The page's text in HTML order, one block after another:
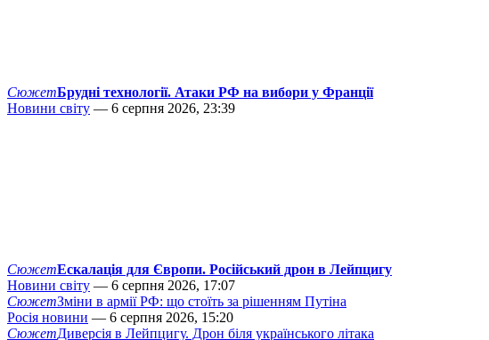
СюжетБрудні технології. Атаки РФ на вибори у Франції
Новини світу — 6 серпня 2026, 23:39
СюжетЕскалація для Європи. Російський дрон в Лейпцигу
Новини світу — 6 серпня 2026, 17:07
СюжетЗміни в армії РФ: що стоїть за рішенням Путіна
Росія новини — 6 серпня 2026, 15:20
СюжетДиверсія в Лейпцигу. Дрон біля українського літака